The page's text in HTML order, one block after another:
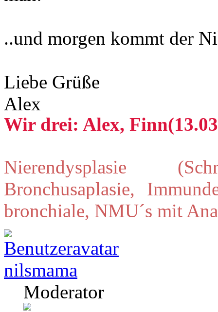
..und morgen kommt der
Liebe Grüße
Alex
Wir drei: Alex,
Nierendysplasie
Bronchusaplasie,
bronchiale, NMU´s mit
nilsmama
Moderator